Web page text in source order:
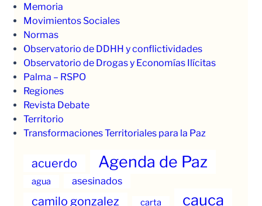
Memoria
Movimientos Sociales
Normas
Observatorio de DDHH y conflictividades
Observatorio de Drogas y Economías Ilícitas
Palma – RSPO
Regiones
Revista Debate
Territorio
Transformaciones Territoriales para la Paz
acuerdo Agenda de Paz
agua asesinados
camilo gonzalez carta cauca